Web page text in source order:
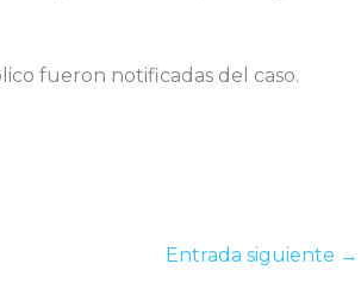
fueron notificadas del caso.
Entrada siguiente →